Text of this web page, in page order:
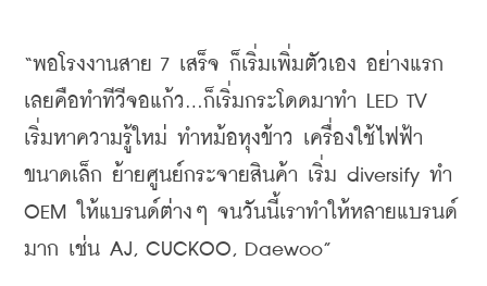
“พอโรงงานสาย 7 เสร็จ ก็เริ่มเพิ่มตัวเอง อย่างแรก
เลยคือทำทีวีจอแก้ว ...ก็เริ่มกระโดดมาทำ
เริ่มหาความรู้ใหม่ ทำหม้อหุงข้าว
เครื่องใช้ไฟฟ้า
ขนาดเล็ก ย้ายศูนย์กระจายสินค้า เริ่ม diversify ทำ
OEM
ให้แบรนด์ต่างๆ จนวันนี้เราทำให้หลายแบรนด์
มาก เช่น AJ, CUCKOO, Daewoo”